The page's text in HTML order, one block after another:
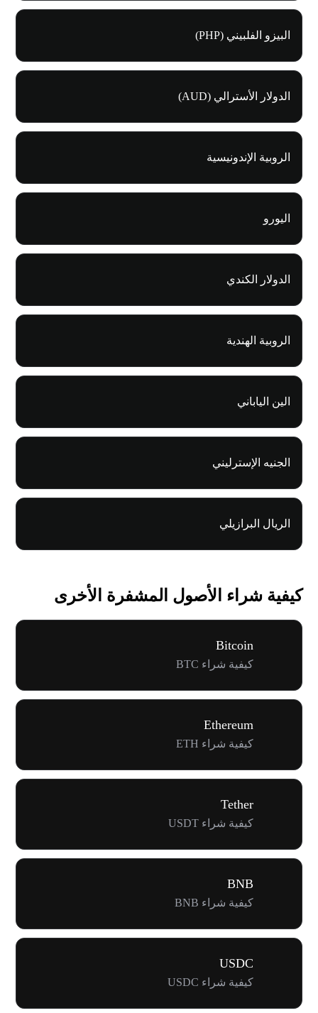
البيزو الفلبيني (PHP)
الدولار الأسترالي (AUD)
الروبية الإندونيسية
اليورو
الدولار الكندي
الروبية الهندية
الين الياباني
الجنيه الإسترليني
الريال البرازيلي
كيفية شراء الأصول المشفرة الأخرى
Bitcoin
كيفية شراء BTC
Ethereum
كيفية شراء ETH
Tether
كيفية شراء USDT
BNB
كيفية شراء BNB
USDC
كيفية شراء USDC